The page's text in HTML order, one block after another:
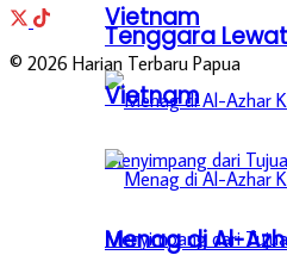
Vietnam
Menag di Al-
Tenggara
Vietnam
© 2026 Harian Terbaru Papua